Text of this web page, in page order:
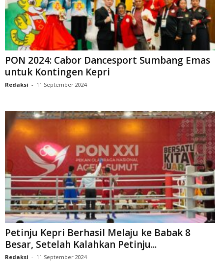
PON 2024: Cabor Dancesport Sumbang Emas
untuk Kontingen Kepri
Redaksi - 11 September 2024
Petinju Kepri Berhasil Melaju ke Babak 8
Besar, Setelah Kalahkan Petinju...
Redaksi - 11 September 2024